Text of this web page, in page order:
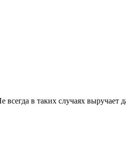
в таких случаях выручает